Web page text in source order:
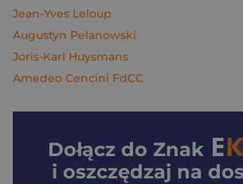
Jean-Yves Leloup
Augustyn Pelanowski
Joris-Karl Huysmans
Amedeo Cencini FdCC
Dołącz do Znak
i oszczędzaj na